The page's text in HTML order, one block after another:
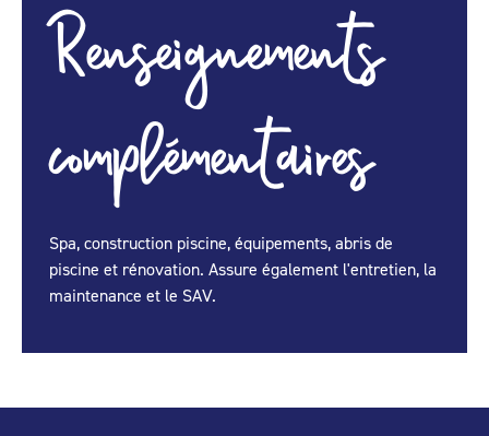
Renseignements
complémentaires
Spa, construction piscine, équipements, abris de
piscine et rénovation. Assure également l'entretien, la
maintenance et le SAV.